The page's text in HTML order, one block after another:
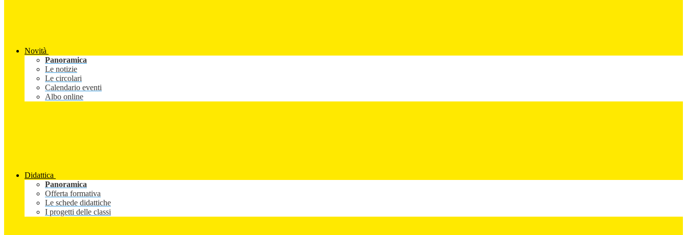
Novità
Panoramica
Le notizie
Le circolari
Calendario eventi
Albo online
Didattica
Panoramica
Offerta formativa
Le schede didattiche
I progetti delle classi